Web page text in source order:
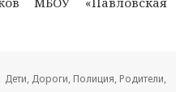
Метки
Дети, Дороги, Полиция, Родители,